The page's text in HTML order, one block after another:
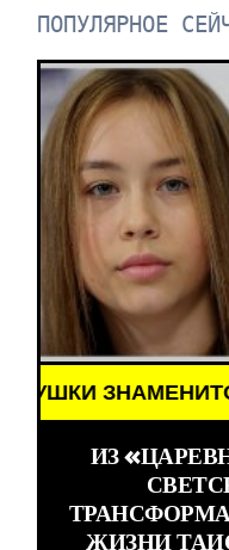
ПОПУЛЯРНОЕ
///
ИЗ
ЖИЗНИ